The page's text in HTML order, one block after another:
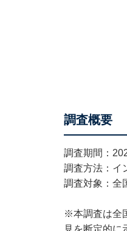
調査概要
調査期間：
調査方法：イ
調査対象：全
※本調査は全
見を断定的に